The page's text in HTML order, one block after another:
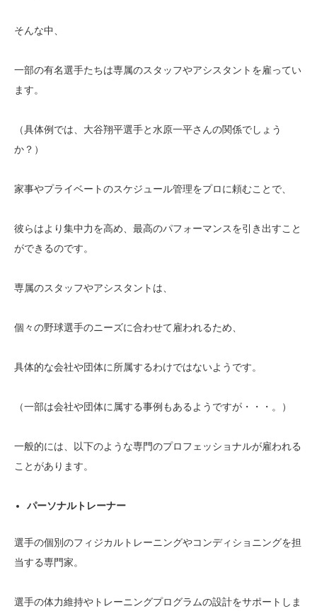
そんな中、
一部の有名選手たちは専属のスタッフやアシスタントを雇ってい
ます。
（具体例では、大谷翔平選手と水原一平さんの関係でしょう
か？）
家事やプライベートのスケジュール管理をプロに頼むことで、
彼らはより集中力を高め、最高のパフォーマンスを引き出すこと
ができるのです。
専属のスタッフやアシスタントは、
個々の野球選手のニーズに合わせて雇われるため、
具体的な会社や団体に所属するわけではないようです。
（一部は会社や団体に属する事例もあるようですが・・・。）
一般的には、以下のような専門のプロフェッショナルが雇われる
ことがあります。
パーソナルトレーナー
選手の個別のフィジカルトレーニングやコンディショニングを担
当する専門家。
選手の体力維持やトレーニングプログラムの設計をサポートしま